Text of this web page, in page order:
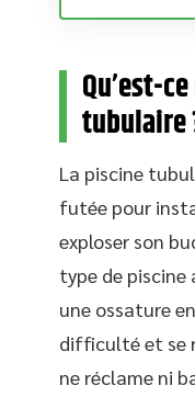
Qu’est-
tubulaire
La piscine
futée pour
exploser son
type de
une ossature
difficulté et se
ne réclame ni